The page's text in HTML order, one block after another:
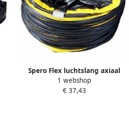
Spero Flex luchtslang axiaal
ventilator | 250mm x 10Mtr incl.
slangenklem SBLFD25cx10m
1 webshop
€ 37,43